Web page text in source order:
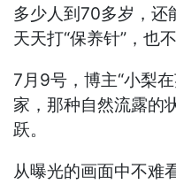
多少人到70多岁，还
天天打“保养针”，也
7月9号，博主“小梨
家，那种自然流露的
跃。
从曝光的画面中不难